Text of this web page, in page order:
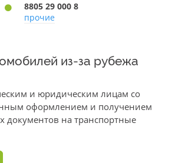
8805 29 000 8
прочие
из-за рубежа
и юридическим лицам со
оформлением и получением
документов на транспортные